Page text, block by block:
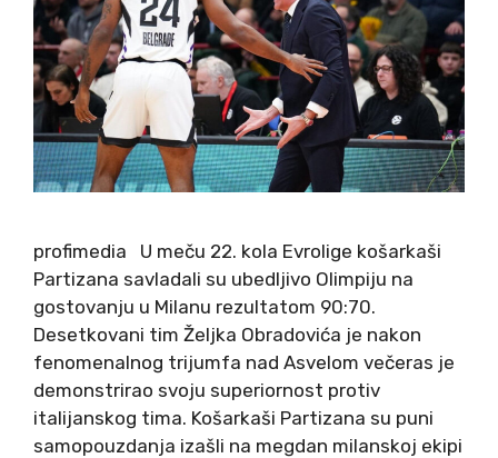
profimedia U meču 22. kola Evrolige košarkaši
Partizana savladali su ubedljivo Olimpiju na
gostovanju u Milanu rezultatom 90:70.
Desetkovani tim Željka Obradovića je nakon
fenomenalnog trijumfa nad Asvelom večeras je
demonstrirao svoju superiornost protiv
italijanskog tima. Košarkaši Partizana su puni
samopouzdanja izašli na megdan milanskoj ekipi